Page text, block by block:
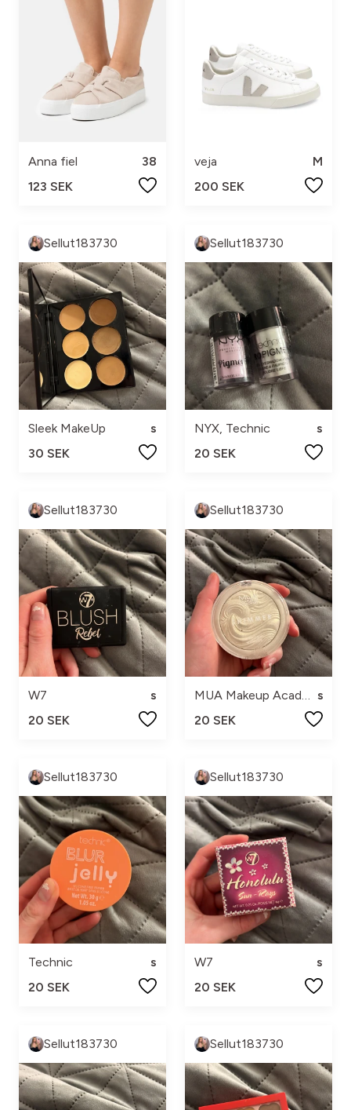
Anna fiel
38
123 SEK
veja
M
200 SEK
Sellut183730
Sleek MakeUp
s
30 SEK
Sellut183730
NYX, Technic
s
20 SEK
Sellut183730
W7
s
20 SEK
Sellut183730
MUA Makeup Academy
20 SEK
Sellut183730
Technic
s
20 SEK
Sellut183730
W7
s
20 SEK
Sellut183730 Sellut183730